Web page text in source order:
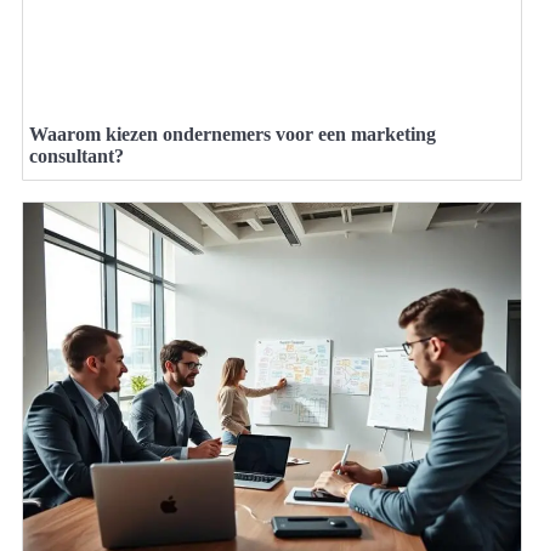
Waarom kiezen ondernemers voor een marketing
consultant?